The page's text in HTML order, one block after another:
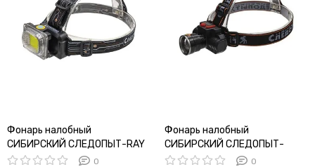
Фонарь налобный
СИБИРСКИЙ СЛЕДОПЫТ-RAY
LIGHT JUNIOR
0
Фонарь налобный
СИБИРСКИЙ СЛЕДОПЫТ-
Импульс
0